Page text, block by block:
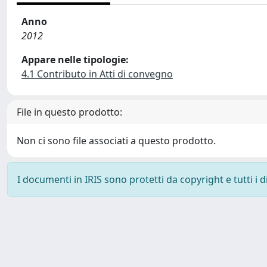
Anno
2012
Appare nelle tipologie:
4.1 Contributo in Atti di convegno
File in questo prodotto:
Non ci sono file associati a questo prodotto.
I documenti in IRIS sono protetti da copyright e tutti i